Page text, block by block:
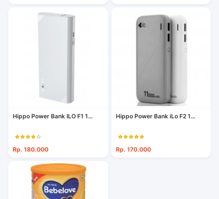
Hippo Power Bank ILO F1 1...
Rp. 180.000
Hippo Power Bank iLo F2 1...
Rp. 170.000